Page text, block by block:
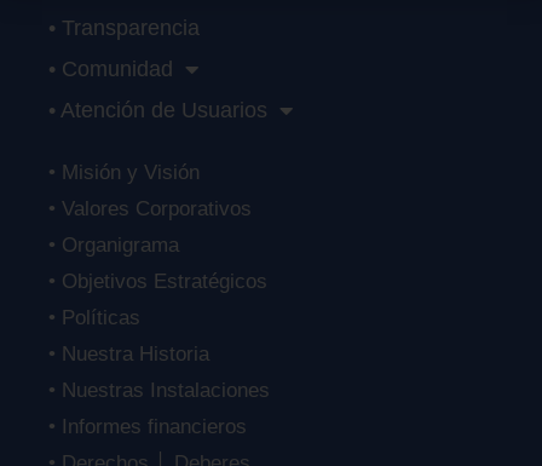
• Transparencia
• Comunidad
• Atención de Usuarios
• Misión y Visión
• Valores Corporativos
• Organigrama
• Objetivos Estratégicos
• Políticas
• Nuestra Historia
• Nuestras Instalaciones
• Informes financieros